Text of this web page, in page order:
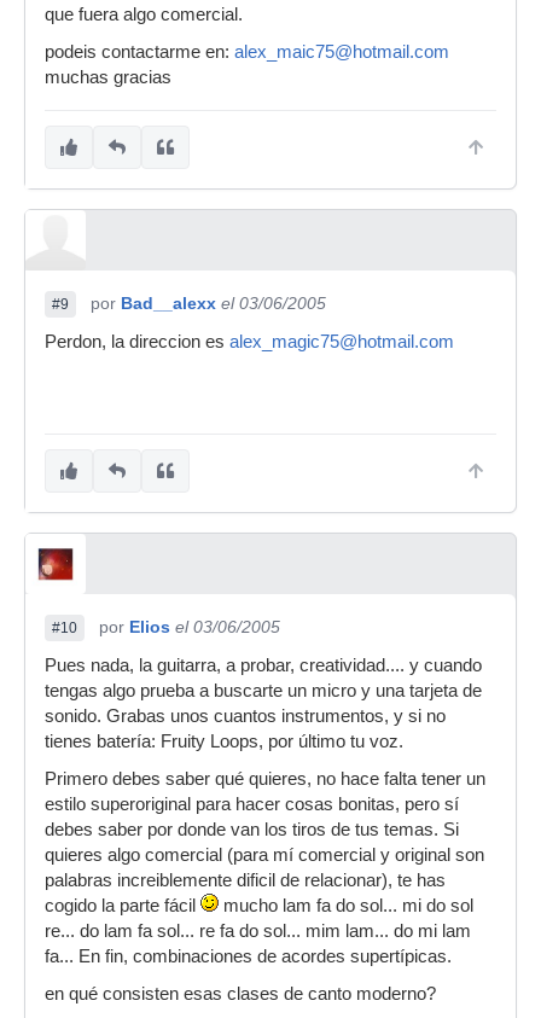
que fuera algo comercial.
podeis contactarme en: alex_maic75@hotmail.com
muchas gracias
#9 por Bad__alexx el 03/06/2005
Perdon, la direccion es alex_magic75@hotmail.com
#10 por Elios el 03/06/2005
Pues nada, la guitarra, a probar, creatividad.... y cuando
tengas algo prueba a buscarte un micro y una tarjeta de
sonido. Grabas unos cuantos instrumentos, y si no
tienes batería: Fruity Loops, por último tu voz.
Primero debes saber qué quieres, no hace falta tener un
estilo superoriginal para hacer cosas bonitas, pero sí
debes saber por donde van los tiros de tus temas. Si
quieres algo comercial (para mí comercial y original son
palabras increiblemente dificil de relacionar), te has
cogido la parte fácil
mucho lam fa do sol... mi do sol
re... do lam fa sol... re fa do sol... mim lam... do mi lam
fa... En fin, combinaciones de acordes supertípicas.
en qué consisten esas clases de canto moderno?